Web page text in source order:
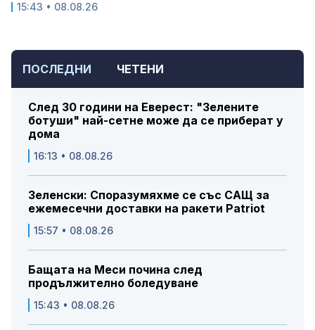
ПОСЛЕДНИ ЧЕТЕНИ
След 30 години на Еверест: "Зелените
ботуши" най-сетне може да се приберат у
дома
16:13 • 08.08.26
Зеленски: Споразумяхме се със САЩ за
ежемесечни доставки на ракети Patriot
15:57 • 08.08.26
Бащата на Меси почина след
продължително боледуване
15:43 • 08.08.26
15:43 • 08.08.26